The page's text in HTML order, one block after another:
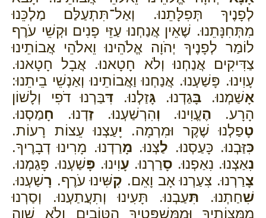
לְפָנֶיךָ תְּפִלָּתֵנוּ. וְאַל־תִּתְעַלַּם מַלְכֵּנוּ
מִתְּחִנָּתֵנוּ. שֶׁאֵין אֲנַחְנוּ עַזֵּי פָנִים וּקְשֵׁי עֹרֶף
לוֹמַר לְפָנֶיךָ יְהֹוָה אֱלֹהֵינוּ וֵאלֹהֵי אֲבוֹתֵינוּ
צַדִּיקִים אֲנַחְנוּ וְלֹא חָטָאנוּ. אֲבָל חָטָאנוּ.
עָוִינוּ. פָּשַׁעְנוּ. אֲנַחְנוּ וַאֲבוֹתֵינוּ וְאַנְשֵׁי בֵיתֵנוּ:
אָשַׁמְנוּ. בָּגַדְנוּ. גָּזַלְנוּ. דִּבַּרְנוּ דֹפִי וְלָשׁוֹן
הָרָע. הֶעֱוִינוּ. וְהִרְשַׁעְנוּ.זַדְנוּ. חָמַסְנוּ.
טָפַלְנוּ שֶׁקֶר וּמִרְמָה. יָעַצְנוּ עֵצוֹת רָעוֹת.
כִּזַּבְנוּ. כָּעַסְנוּ. לַצְנוּ. מָרַדְנוּ. מָרִינוּ דְבָרֶיךָ.
נִאַצְנוּ. נִאַפְנוּ. סָרַרְנוּ. עָוִינוּ. פָּשַׁעְנוּ. פָּגַמְנוּ.
צָרַרְנוּ. צִעַרְנוּ אָב וָאֵם. קִשִּׁינוּ עֹרֶף. רָשַׁעְנוּ.
שִׁחַתְנוּ. תִּעַבְנוּ. תָּעִינוּ וְתִעֲתַעְנוּ. וְסַרְנוּ
מִמִּצְוֹתֶיךָ וּמִמִּשְׁפָּטֶיךָ הַטּוֹבִים וְלֹא שָׁוָה